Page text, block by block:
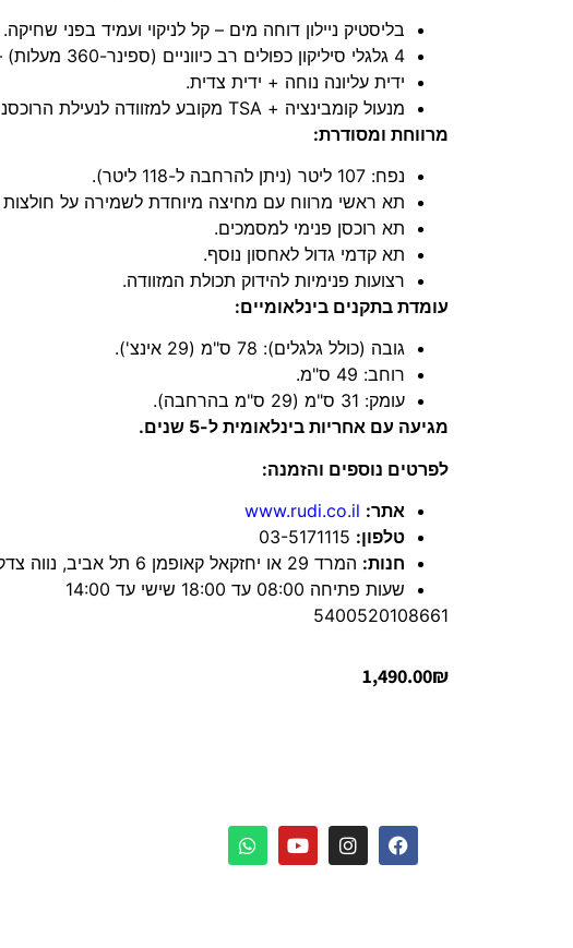
בליסטיק ניילון דוחה מים – קל לניקוי ועמיד בפני שחיקה.
4 גלגלי סיליקון כפולים רב כיווניים (ספינר-360 מעלות) – להתנהלות קלה וחלקה.
ידית עליונה נוחה + ידית צדית.
מנעול קומבינציה + TSA מקובע למזוודה לנעילת הרוכסנים – אבטחה מרבית.
מרווחת ומסודרת:
נפח: 107 ליטר (ניתן להרחבה ל-118 ליטר).
תא ראשי מרווח עם מחיצה מיוחדת לשמירה על חולצות
תא רוכסן פנימי למסמכים.
תא קדמי גדול לאחסון נוסף.
רצועות פנימיות להידוק תכולת המזוודה.
עומדת בתקנים בינלאומיים:
גובה (כולל גלגלים): 78 ס"מ (29 אינצ').
רוחב: 49 ס"מ.
עומק: 31 ס"מ (29 ס"מ בהרחבה).
מגיעה עם אחריות בינלאומית ל-5 שנים.
לפרטים נוספים והזמנה:
אתר: www.rudi.co.il
טלפון:
חנות: המרד 29 או יחזקאל קאופמן 6 תל אביב, נווה צדק/קו הים והסביבה
שעות פתיחה 08:00 עד 18:00 שישי עד 14:00
5400520108661
1,490.00₪